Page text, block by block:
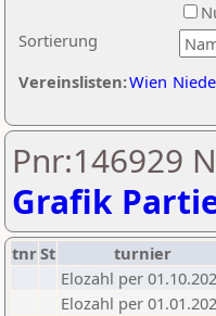
Sortierung
Vereinslisten:Wien
Pnr:146929
Grafik
tnrSt turnier
Elozahl per
Elozahl per